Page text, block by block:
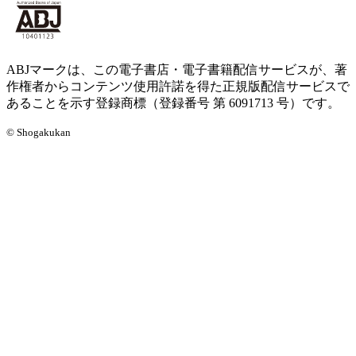
ABJマークは、この電子書店・電子書籍配信サービスが、著
作権者からコンテンツ使用許諾を得た正規版配信サービスで
あることを示す登録商標（登録番号 第 6091713 号）です。
© Shogakukan